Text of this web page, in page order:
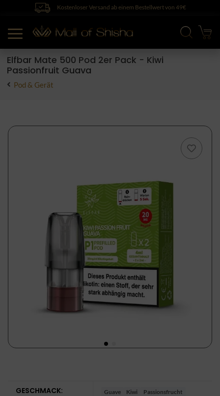
Kostenloser Versand ab einem Bestellwert von 49€
Elfbar Mate 500 Pod 2er Pack - Kiwi
Passionfruit Guava
Pod & Gerät
GESCHMACK: Guave Kiwi Passionsfrucht